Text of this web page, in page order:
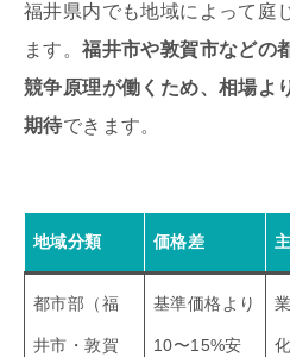
福井県内でも地域によって庭
ます。福井市や敦賀市などの
競争原理が働くため、相場よ
期待できます。
地域分類 価格差
都市部（福
井市・敦賀
基準価格より
10〜15%安 化